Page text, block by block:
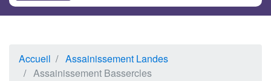
Accueil
Assainissement Landes
Assainissement Bassercles